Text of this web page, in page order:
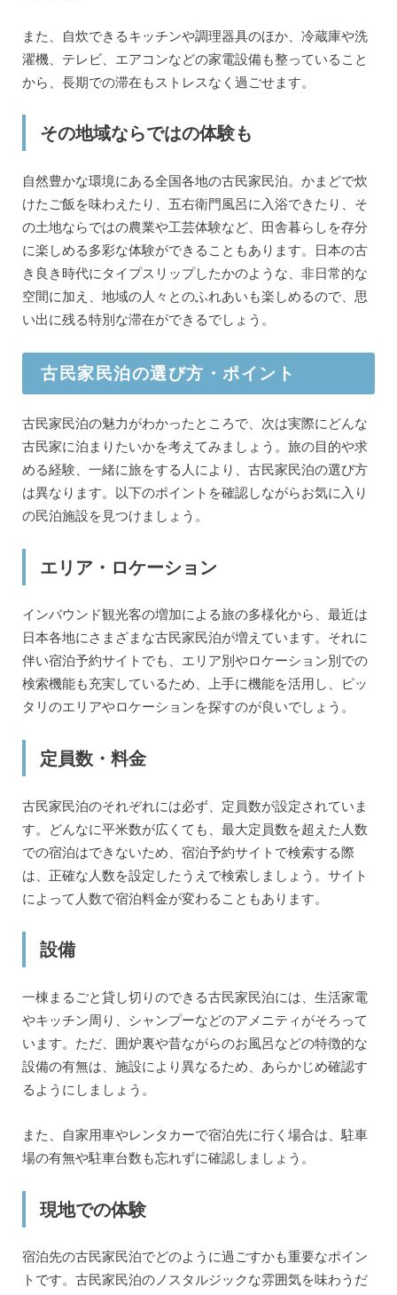
また、自炊できるキッチンや調理器具のほか、冷蔵庫や洗
濯機、テレビ、エアコンなどの家電設備も整っていること
から、長期での滞在もストレスなく過ごせます。
その地域ならではの体験も
自然豊かな環境にある全国各地の古民家民泊。かまどで炊
けたご飯を味わえたり、五右衛門風呂に入浴できたり、そ
の土地ならではの農業や工芸体験など、田舎暮らしを存分
に楽しめる多彩な体験ができることもあります。日本の古
き良き時代にタイプスリップしたかのような、非日常的な
空間に加え、地域の人々とのふれあいも楽しめるので、思
い出に残る特別な滞在ができるでしょう。
古民家民泊の選び方・ポイント
古民家民泊の魅力がわかったところで、次は実際にどんな
古民家に泊まりたいかを考えてみましょう。旅の目的や求
める経験、一緒に旅をする人により、古民家民泊の選び方
は異なります。以下のポイントを確認しながらお気に入り
の民泊施設を見つけましょう。
エリア・ロケーション
インバウンド観光客の増加による旅の多様化から、最近は
日本各地にさまざまな古民家民泊が増えています。それに
伴い宿泊予約サイトでも、エリア別やロケーション別での
検索機能も充実しているため、上手に機能を活用し、ピッ
タリのエリアやロケーションを探すのが良いでしょう。
定員数・料金
古民家民泊のそれぞれには必ず、定員数が設定されていま
す。どんなに平米数が広くても、最大定員数を超えた人数
での宿泊はできないため、宿泊予約サイトで検索する際
は、正確な人数を設定したうえで検索しましょう。サイト
によって人数で宿泊料金が変わることもあります。
設備
一棟まるごと貸し切りのできる古民家民泊には、生活家電
やキッチン周り、シャンプーなどのアメニティがそろって
います。ただ、囲炉裏や昔ながらのお風呂などの特徴的な
設備の有無は、施設により異なるため、あらかじめ確認す
るようにしましょう。
また、自家用車やレンタカーで宿泊先に行く場合は、駐車
場の有無や駐車台数も忘れずに確認しましょう。
現地での体験
宿泊先の古民家民泊でどのように過ごすかも重要なポイン
トです。古民家民泊のノスタルジックな雰囲気を味わうだ